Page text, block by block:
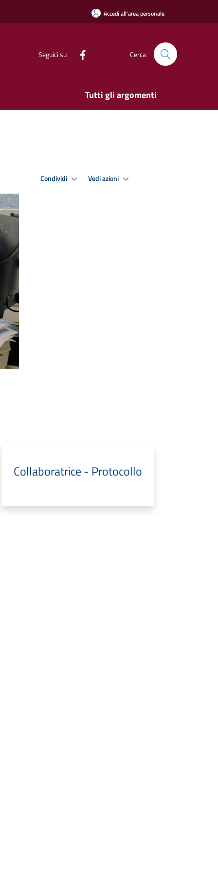
Accedi all'area personale
Seguici su Cerca
Tutti gli argomenti
Condividi Vedi azioni
Collaboratrice - Protocollo